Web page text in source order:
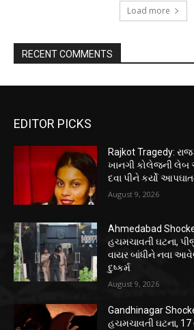
Load more
RECENT COMMENTS
EDITOR PICKS
Rajkot Tragedy:
ખાનગી કોલેજની
દવા પીને કર્યો
August 9, 2026
Ahmedabad
હચમચાવતી ઘટના,
વાયર બાંધીને નવા
દુષ્કર્મ
August 9, 2026
Gandhinagar
હચમચાવતી ઘટના, 17